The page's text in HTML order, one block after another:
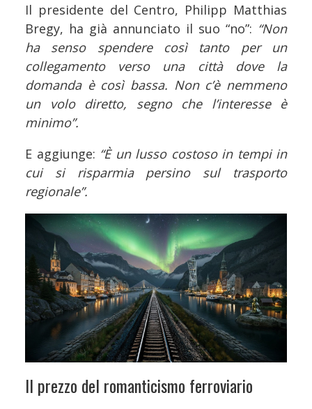
Il presidente del Centro, Philipp Matthias
Bregy, ha già annunciato il suo “no”: “Non
ha senso spendere così tanto per un
collegamento verso una città dove la
domanda è così bassa. Non c’è nemmeno
un volo diretto, segno che l’interesse è
minimo”.
E aggiunge: “È un lusso costoso in tempi in
cui si risparmia persino sul trasporto
regionale”.
Il prezzo del romanticismo ferroviario